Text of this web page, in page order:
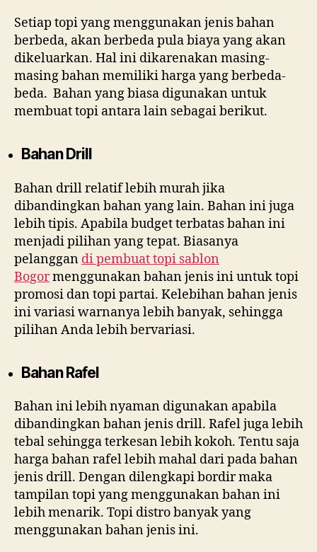
Setiap topi yang menggunakan jenis bahan
berbeda, akan berbeda pula biaya yang akan
dikeluarkan. Hal ini dikarenakan masing-
masing bahan memiliki harga yang berbeda-
beda. Bahan yang biasa digunakan untuk
membuat topi antara lain sebagai berikut.
Bahan Drill
Bahan drill relatif lebih murah jika
dibandingkan bahan yang lain. Bahan ini juga
lebih tipis. Apabila budget terbatas bahan ini
menjadi pilihan yang tepat. Biasanya
pelanggan dipembuat topi sablon
Bogormenggunakan bahan jenis ini untuk topi
promosi dan topi partai. Kelebihan bahan jenis
ini variasi warnanya lebih banyak, sehingga
pilihan Anda lebih bervariasi.
Bahan Rafel
Bahan ini lebih nyaman digunakan apabila
dibandingkan bahan jenis drill. Rafel juga lebih
tebal sehingga terkesan lebih kokoh. Tentu saja
harga bahan rafel lebih mahal dari pada bahan
jenis drill. Dengan dilengkapi bordir maka
tampilan topi yang menggunakan bahan ini
lebih menarik. Topi distro banyak yang
menggunakan bahan jenis ini.